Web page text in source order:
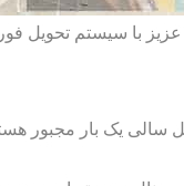
عزیز با سیستم
یک بار مجبور